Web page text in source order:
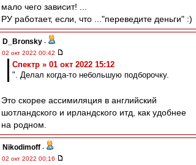
мало чего зависит! ...
РУ работает, если, что ..."переведите деньги" :)
D_Bronsky -
02 окт 2022 00:42
Спектр » 01 окт 2022 15:12
". Делал когда-то небольшую подборочку.
Это скорее ассимиляция в английский
шотландского и ирландского итд, как удобнее
на родном.
Nikodimoff -
02 окт 2022 00:16